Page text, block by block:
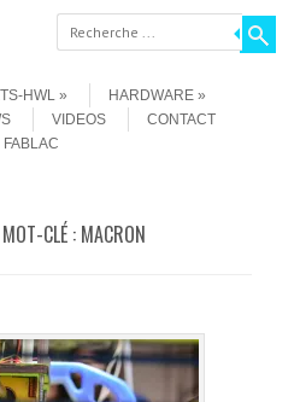
Recherche
HWL
HARDWARE
VIDEOS
CONTACT
FABLAC
CLÉ : MACRON